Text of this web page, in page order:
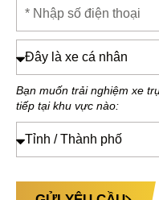
Bạn muốn trải nghiệm xe
tiếp tại khu vực nào: